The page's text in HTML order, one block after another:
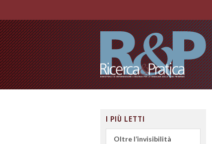
I PIÙ LETTI
Oltre l’invisibilità